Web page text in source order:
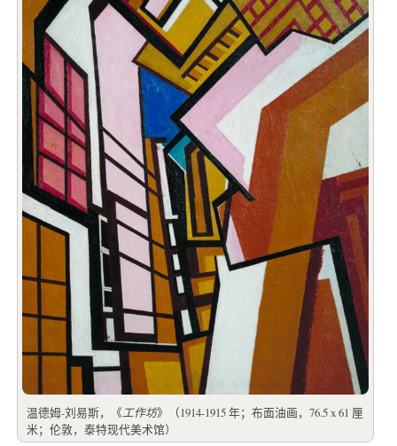
温德姆-刘易斯，《 工作坊》（1914-1915 年；布面油画，76.5 x 61 厘
米；伦敦，泰特现代美术馆）